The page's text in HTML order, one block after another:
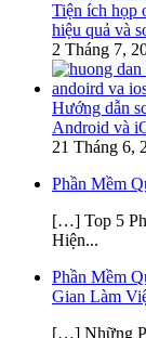
Tiện ích họp
hiệu quả và
2 Tháng 7,
Hướng dẫn
Android và
21 Tháng 6,
Phần Mềm
[…] Top 5
Hiện...
Phần Mềm
Gian Làm
[…] Những